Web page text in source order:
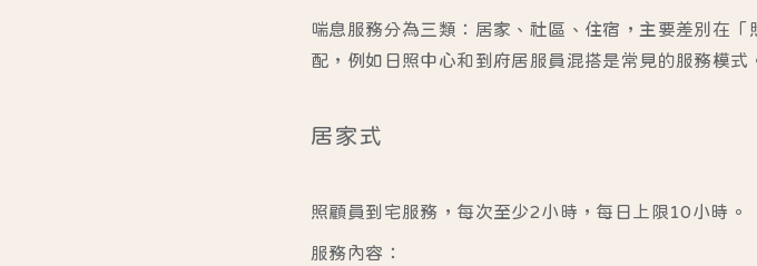
喘息服務分為三類： 居家、社區、住宿 ，主要差別在
配，例如日照中心和到府居服員混搭是常見的服務模式
居家式
照顧員到宅服務，每次至少2小時，每日上限10小時。
服務內容：